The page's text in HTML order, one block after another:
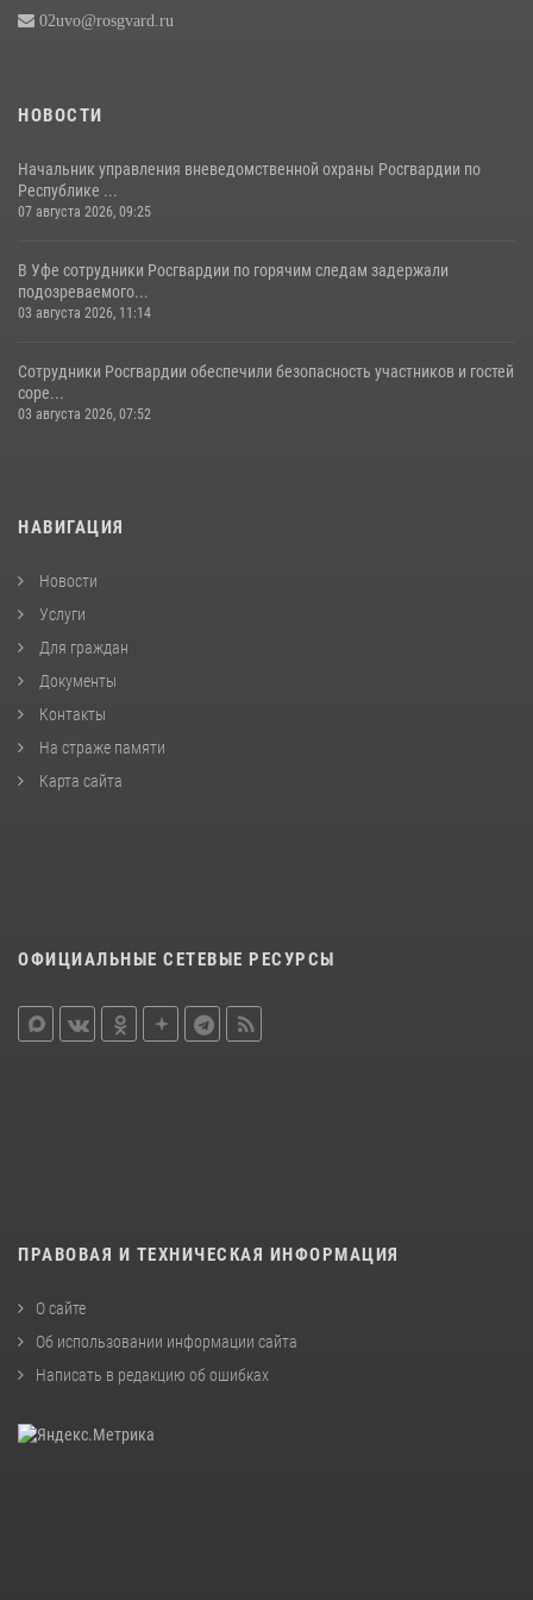
02uvo@rosgvard.ru
НОВОСТИ
Начальник управления вневедомственной охраны Росгвардии по
Республике ...
07 августа 2026, 09:25
В Уфе сотрудники Росгвардии по горячим следам задержали
подозреваемого...
03 августа 2026, 11:14
Сотрудники Росгвардии обеспечили безопасность участников и гостей
соре...
03 августа 2026, 07:52
НАВИГАЦИЯ
Новости
Услуги
Для граждан
Документы
Контакты
На страже памяти
Карта сайта
ОФИЦИАЛЬНЫЕ СЕТЕВЫЕ РЕСУРСЫ
ПРАВОВАЯ И ТЕХНИЧЕСКАЯ ИНФОРМАЦИЯ
О сайте
Об использовании информации сайта
Написать в редакцию об ошибках